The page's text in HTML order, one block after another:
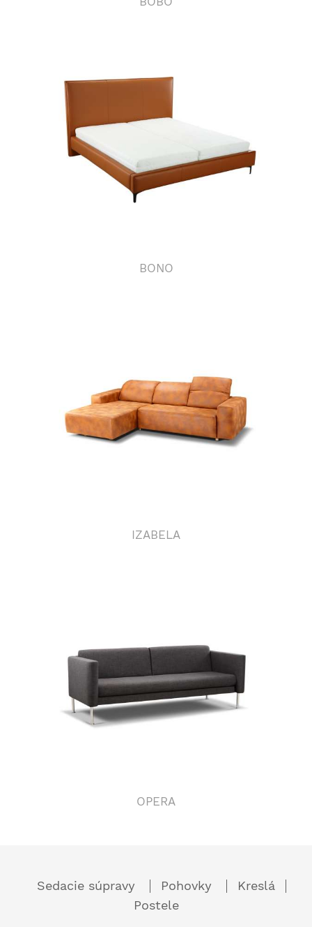
BONO
IZABELA
OPERA
Sedacie súpravy Pohovky
Kreslá
Postele